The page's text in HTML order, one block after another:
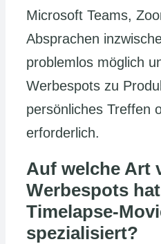
Microsoft Teams,
Absprachen
problemlos möglich
Werbespots zu
persönliches Treffen
erforderlich.
Auf welche Art
Werbespots
Timelapse-
spezialisiert?